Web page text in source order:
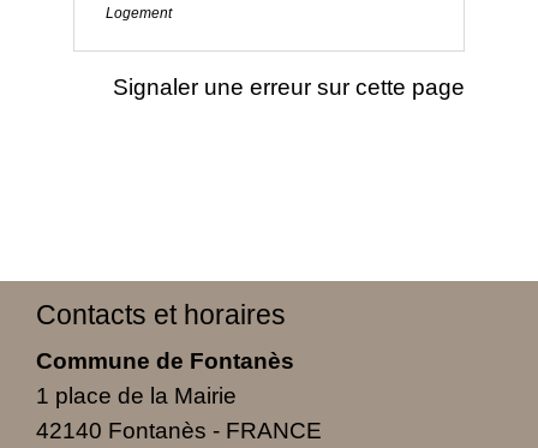
Logement
Signaler une erreur sur cette page
Contacts et horaires
Commune de Fontanès
1 place de la Mairie
42140 Fontanès - FRANCE